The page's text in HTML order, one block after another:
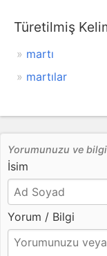
Türetilmiş
martı
martılar
Yorumunuzu ve
İsim
Yorum / Bilgi